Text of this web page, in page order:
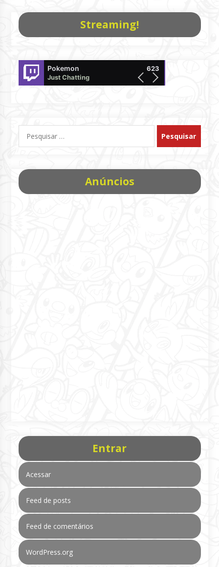
Streaming!
Pokemon
Just Chatting
623
por:
Anúncios
Entrar
Acessar
Feed de posts
Feed de comentários
WordPress.org